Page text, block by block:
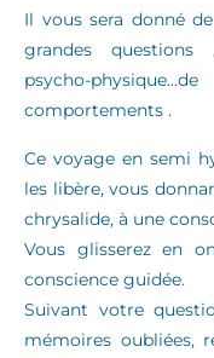
Il vous sera donné
grandes questions
psycho-
comportements .
Ce voyage en semi
les libère, vous
chrysalide, à une
Vous glisserez en
conscience guidée.
Suivant votre
mémoires oubliées,